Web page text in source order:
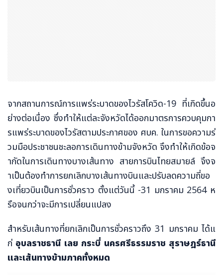
จากสถานการณ์การแพร่ระบาดของไวรัสโควิด-19 ที่เกิดขึ้นอ
ย่างต่อเนื่อง ซึ่งทำให้แต่ละจังหวัดได้ออกมาตรการควบคุมกา
รแพร่ระบาดของไวรัสตามประกาศของ ศบค. ในการขอความร่
วมมือประชาชนชะลอการเดินทางข้ามจังหวัด จึงทำให้เกิดข้อจ
ำกัดในการเดินทางบางเส้นทาง สายการบินไทยสมายล์ จึงจ
ำเป็นต้องทำการยกเลิกบางเส้นทางบินและปรับลดความถี่ขอ
งเที่ยวบินเป็นการชั่วคราว ตั้งแต่วันนี้ -31 มกราคม 2564 ห
รือจนกว่าจะมีการเปลี่ยนแปลง
สำหรับเส้นทางที่ยกเลิกเป็นการชั่วคราวถึง 31 มกราคม ได้แ
ก่ อุบลราชธานี เลย กระบี่ นครศรีธรรมราช สุราษฎร์ธานี
และเส้นทางข้ามภาคทั้งหมด